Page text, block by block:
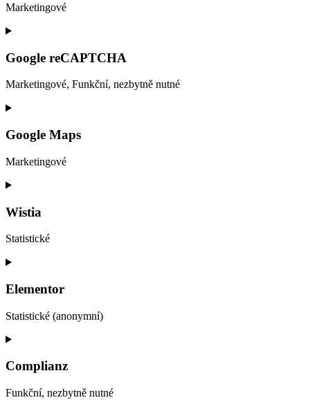
Marketingové
Consent
service
google-
fonts
Google reCAPTCHA
Marketingové, Funkční, nezbytně nutné
Consent
service
google-
recaptcha
Google Maps
Marketingové
Consent
service
maps
Wistia
Statistické
Consent
service
Elementor
Statistické (anonymní)
Consent
service
elementor
Complianz
Funkční, nezbytně nutné